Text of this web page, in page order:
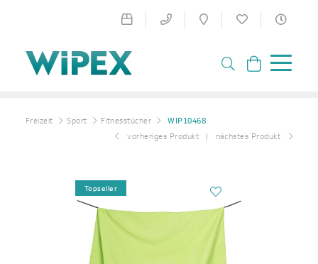
Freizeit Sport Fitnesstücher
WIP10468
vorheriges Produkt
nächstes Produkt
Topseller